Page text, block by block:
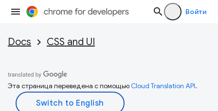
Войти
Docs CSS and UI
Эта страница переведена с помощьюCloud Translation API.